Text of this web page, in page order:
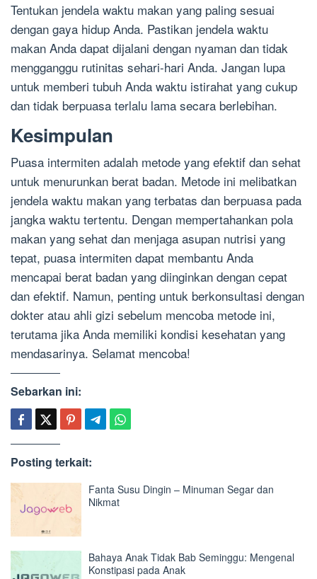
Tentukan jendela waktu makan yang paling sesuai
dengan gaya hidup Anda. Pastikan jendela waktu
makan Anda dapat dijalani dengan nyaman dan tidak
mengganggu rutinitas sehari-hari Anda. Jangan lupa
untuk memberi tubuh Anda waktu istirahat yang cukup
dan tidak berpuasa terlalu lama secara berlebihan.
Kesimpulan
Puasa intermiten adalah metode yang efektif dan sehat
untuk menurunkan berat badan. Metode ini melibatkan
jendela waktu makan yang terbatas dan berpuasa pada
jangka waktu tertentu. Dengan mempertahankan pola
makan yang sehat dan menjaga asupan nutrisi yang
tepat, puasa intermiten dapat membantu Anda
mencapai berat badan yang diinginkan dengan cepat
dan efektif. Namun, penting untuk berkonsultasi dengan
dokter atau ahli gizi sebelum mencoba metode ini,
terutama jika Anda memiliki kondisi kesehatan yang
mendasarinya. Selamat mencoba!
Sebarkan ini:
Posting terkait:
Fanta Susu Dingin – Minuman Segar dan
Nikmat
Bahaya Anak Tidak Bab Seminggu: Mengenal
Konstipasi pada Anak